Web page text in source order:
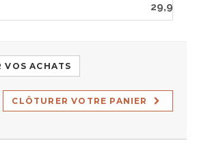
29,95€
VOS ACHATS
CLÔTURER VOTRE PANIER